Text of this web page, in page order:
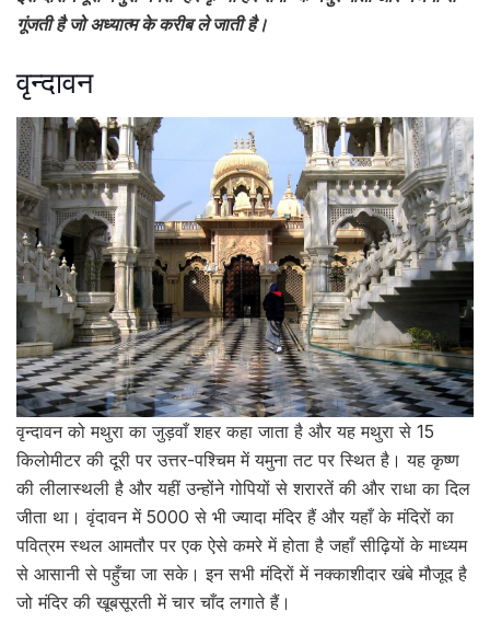
गूंजती है जो अध्यात्म के करीब ले जाती है।
वृन्दावन
वृन्दावन को मथुरा का जुड़वाँ शहर कहा जाता है और यह मथुरा से 15
किलोमीटर की दूरी पर उत्तर-पश्चिम में यमुना तट पर स्थित है। यह कृष्ण
की लीलास्थली है और यहीं उन्होंने गोपियों से शरारतें की और राधा का दिल
जीता था। वृंदावन में 5000 से भी ज्यादा मंदिर हैं और यहाँ के मंदिरों का
पवित्रम स्थल आमतौर पर एक ऐसे कमरे में होता है जहाँ सीढ़ियों के माध्यम
से आसानी से पहुँचा जा सके। इन सभी मंदिरों में नक्काशीदार खंबे मौजूद है
जो मंदिर की खूबसूरती में चार चाँद लगाते हैं।